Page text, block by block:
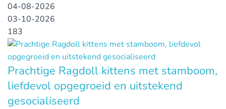
04-08-2026
03-10-2026
183
Prachtige Ragdoll kittens met stamboom,
liefdevol opgegroeid en uitstekend
gesocialiseerd